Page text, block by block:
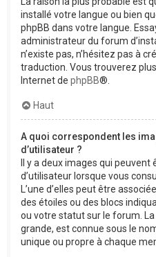
installé votre langue ou bien
phpBB dans votre langue.
administrateur du forum
n’existe pas, n’hésitez pas à
traduction. Vous trouverez
Internet de phpBB®.
Haut
A quoi correspondent les
d’utilisateur ?
Il y a deux images qui
d’utilisateur lorsque vous
L’une d’elles peut être
des étoiles ou des blocs
ou votre statut sur le forum.
grande, est connue sous le
unique ou propre à chaque